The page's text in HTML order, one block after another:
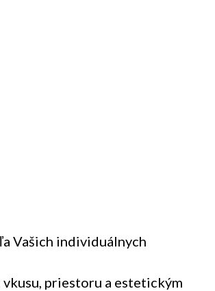
Vašich individuálnych
priestoru a estetickým